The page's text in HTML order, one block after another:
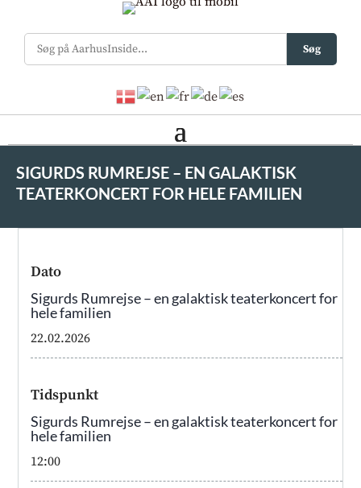
Søg
SIGURDS RUMREJSE – EN GALAKTISK
TEATERKONCERT FOR HELE FAMILIEN
Dato
Sigurds Rumrejse – en galaktisk teaterkoncert for
hele familien
22.02.2026
Tidspunkt
Sigurds Rumrejse – en galaktisk teaterkoncert for
hele familien
12:00